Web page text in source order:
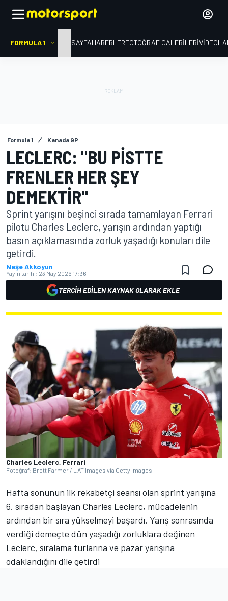
FORMULA 1 ANA SAYFAHABERLERFOTOĞRAF GALERILERI
Formula 1 Kanada GP
LECLERC: "BU PISTTE
FRENLER HER ŞEY
DEMEKTIR"
Sprint yarışını beşinci sırada tamamlayan Ferrari
pilotu Charles Leclerc, yarışın ardından yaptığı
basın açıklamasında zorluk yaşadığı konuları dile
getirdi.
Neşe Akkoyun
Yayın tarihi: 23 May 2026 17:36
TERCIH EDILEN KAYNAK OLARAK EKLE
Charles Leclerc, Ferrari
Fotoğraf: Brett Farmer / LAT Images via Getty Images
Hafta sonunun ilk rekabetçi seansı olan sprint yarışına
6. sıradan başlayan Charles Leclerc, mücadelenin
ardından bir sıra yükselmeyi başardı. Yarış sonrasında
verdiği demeçte dün yaşadığı zorluklara değinen
Leclerc, sıralama turlarına ve pazar yarışına
odaklandığını dile getirdi